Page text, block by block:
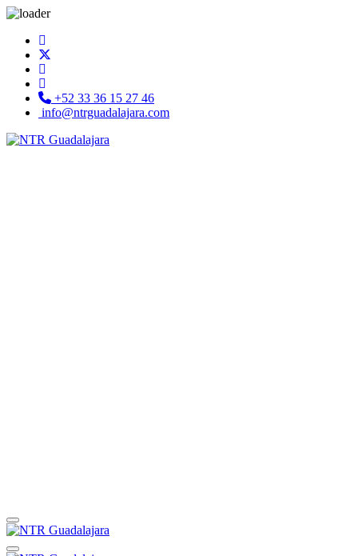
+52 33 36 15 27 46
info@ntrguadalajara.com